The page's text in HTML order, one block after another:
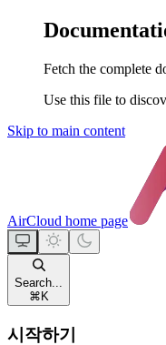
Fetch the complete
Use this file to
Skip to main content
AirCloud home page
Search...
⌘ K
시작하기